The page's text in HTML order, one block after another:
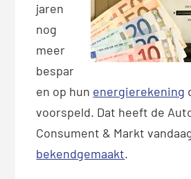
jaren
nog
meer
bespar
en op hun energierekening
voorspeld. Dat heeft de
Consument & Markt
bekendgemaakt.